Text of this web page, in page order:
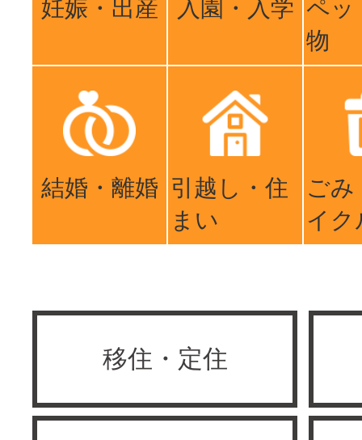
妊娠・出産 入園・入学 ペッ
物
結婚・離婚 引越し・住
まい
ごみ
イク
移住・定住